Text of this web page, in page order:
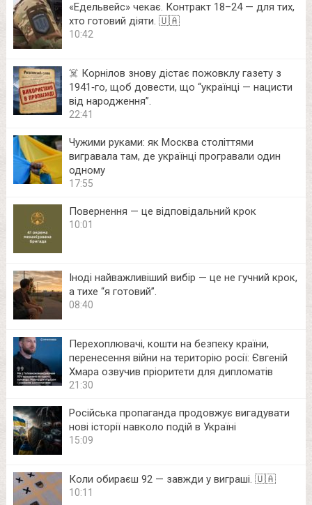
«Едельвейс» чекає. Контракт 18–24 — для тих,
хто готовий діяти. 🇺🇦
10:42
☠️ Корнілов знову дістає пожовклу газету з
1941‑го, щоб довести, що “українці — нацисти
від народження”.
22:41
Чужими руками: як Москва століттями
вигравала там, де українці програвали один
одному
17:55
Повернення — це відповідальний крок
10:01
Іноді найважливіший вибір — це не гучний крок,
а тихе “я готовий”.
08:40
Перехоплювачі, кошти на безпеку країни,
перенесення війни на територію росії: Євгеній
Хмара озвучив пріоритети для дипломатів
21:30
Російська пропаганда продовжує вигадувати
нові історії навколо подій в Україні
15:09
Коли обираєш 92 — завжди у виграші. 🇺🇦
10:11